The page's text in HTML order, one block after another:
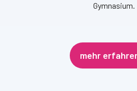
Gymnasium.
mehr